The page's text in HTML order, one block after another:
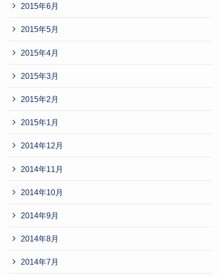
2015年6月
2015年5月
2015年4月
2015年3月
2015年2月
2015年1月
2014年12月
2014年11月
2014年10月
2014年9月
2014年8月
2014年7月